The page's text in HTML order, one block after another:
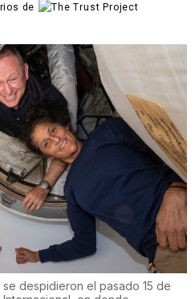
de
se despidieron el pasado 15 de